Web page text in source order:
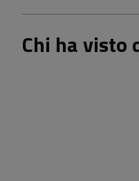
Chi ha visto